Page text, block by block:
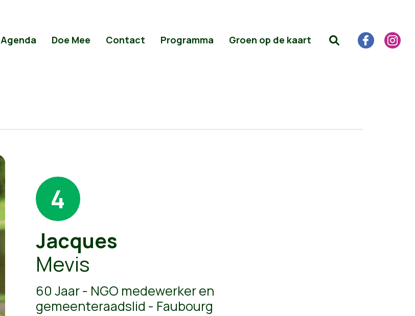
Agenda Doe Mee Contact Programma Groen op de kaart
4
Jacques
Mevis
60 Jaar - NGO medewerker en
gemeenteraadslid - Faubourg